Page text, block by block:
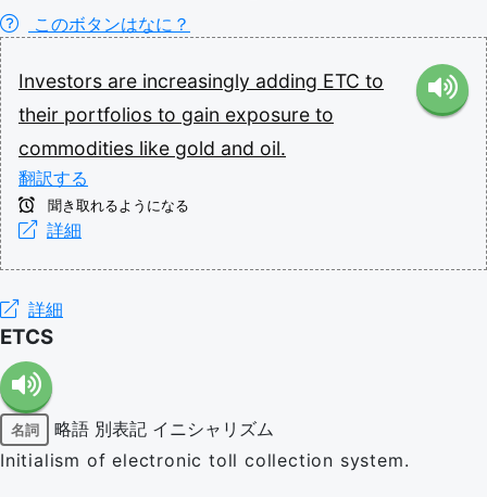
このボタンはなに？
Investors are increasingly adding ETC to
their portfolios to gain exposure to
commodities like gold and oil.
翻訳する
聞き取れるようになる
詳細
詳細
ETCS
名詞 略語 別表記 イニシャリズム
Initialism of electronic toll collection system.